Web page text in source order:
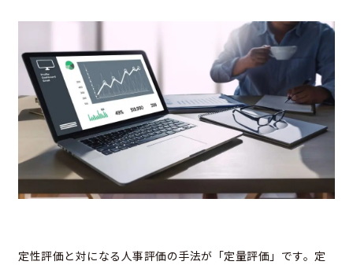
定性評価と対になる人事評価の手法が「定量評価」です。定